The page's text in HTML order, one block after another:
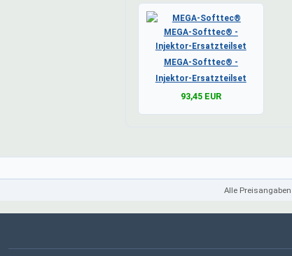
MEGA-Softtec® -
Injektor-Ersatzteilset
93,45 EUR
Alle